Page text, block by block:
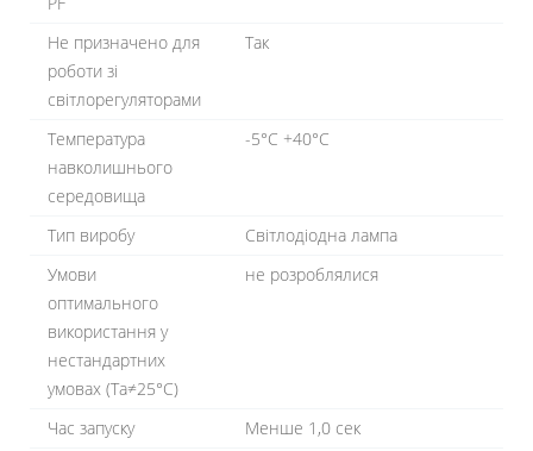
Не призначено для
роботи зі
світлорегуляторами
Так
Температура
навколишнього
середовища
-5°С +40°С
Тип виробу
Світлодіодна лампа
Умови
оптимального
використання у
нестандартних
умовах (Та≠25°С)
не розроблялися
Час запуску
Менше 1,0 сек